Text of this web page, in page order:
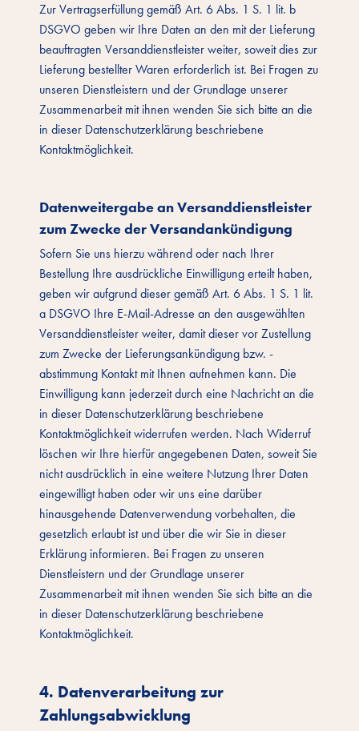
Zur Vertragserfüllung gemäß Art. 6 Abs. 1 S. 1 lit. b
DSGVO geben wir Ihre Daten an den mit der Lieferung
beauftragten Versanddienstleister weiter, soweit dies zur
Lieferung bestellter Waren erforderlich ist. Bei Fragen zu
unseren Dienstleistern und der Grundlage unserer
Zusammenarbeit mit ihnen wenden Sie sich bitte an die
in dieser Datenschutzerklärung beschriebene
Kontaktmöglichkeit.
Datenweitergabe an Versanddienstleister
zum Zwecke der Versandankündigung
Sofern Sie uns hierzu während oder nach Ihrer
Bestellung Ihre ausdrückliche Einwilligung erteilt haben,
geben wir aufgrund dieser gemäß Art. 6 Abs. 1 S. 1 lit.
a DSGVO Ihre E-Mail-Adresse an den ausgewählten
Versanddienstleister weiter, damit dieser vor Zustellung
zum Zwecke der Lieferungsankündigung bzw. -
abstimmung Kontakt mit Ihnen aufnehmen kann. Die
Einwilligung kann jederzeit durch eine Nachricht an die
in dieser Datenschutzerklärung beschriebene
Kontaktmöglichkeit widerrufen werden. Nach Widerruf
löschen wir Ihre hierfür angegebenen Daten, soweit Sie
nicht ausdrücklich in eine weitere Nutzung Ihrer Daten
eingewilligt haben oder wir uns eine darüber
hinausgehende Datenverwendung vorbehalten, die
gesetzlich erlaubt ist und über die wir Sie in dieser
Erklärung informieren. Bei Fragen zu unseren
Dienstleistern und der Grundlage unserer
Zusammenarbeit mit ihnen wenden Sie sich bitte an die
in dieser Datenschutzerklärung beschriebene
Kontaktmöglichkeit.
4. Datenverarbeitung zur
Zahlungsabwicklung